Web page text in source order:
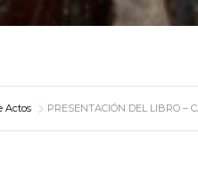
Actos PRESENTACIÓN DEL LIBRO –